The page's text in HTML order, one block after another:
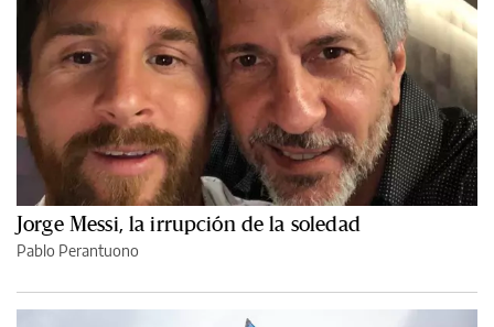
Jorge Messi, la irrupción de la soledad
Pablo Perantuono